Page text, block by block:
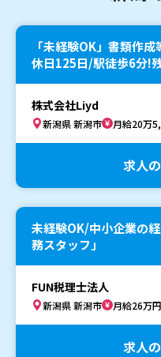
「未経験OK」書類作
休日125日/駅徒歩6分!
株式会社Liyd
新潟県 新潟市 月給20万
求人
未経験OK/中小企業の
務スタッフ」
FUN税理士法人
新潟県 新潟市 月給26万
求人